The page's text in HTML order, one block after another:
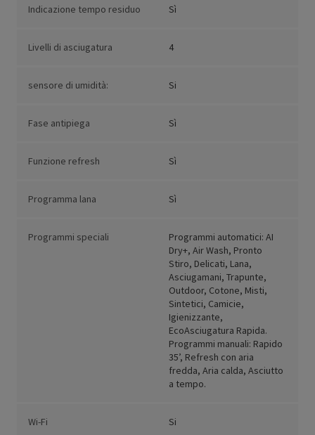
Indicazione tempo residuo Sì
Livelli di asciugatura 4
sensore di umidità: Si
Fase antipiega Sì
Funzione refresh Sì
Programma lana Sì
Programmi speciali
Programmi automatici: AI
Dry+, Air Wash, Pronto
Stiro, Delicati, Lana,
Asciugamani, Trapunte,
Outdoor, Cotone, Misti,
Sintetici, Camicie,
Igienizzante,
EcoAsciugatura Rapida.
Programmi manuali: Rapido
35’, Refresh con aria
fredda, Aria calda, Asciutto
a tempo.
Wi-Fi Si